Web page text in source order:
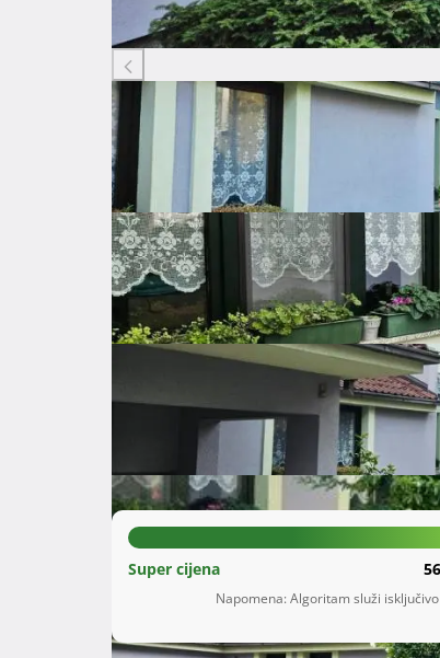
Šifra oglasa: 56894142
Grad Zagreb
890.000 €
Super cijena
Napomena: Algoritam služi